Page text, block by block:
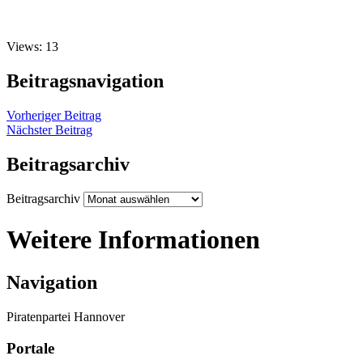
Views: 13
Beitragsnavigation
Vorheriger Beitrag
Nächster Beitrag
Beitragsarchiv
Beitragsarchiv
Weitere Informationen
Navigation
Piratenpartei Hannover
Portale